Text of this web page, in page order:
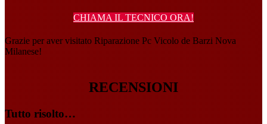
CHIAMA IL TECNICO ORA!
Grazie per aver visitato Riparazione Pc Vicolo de Barzi Nova
Milanese!
RECENSIONI
Tutto risolto…